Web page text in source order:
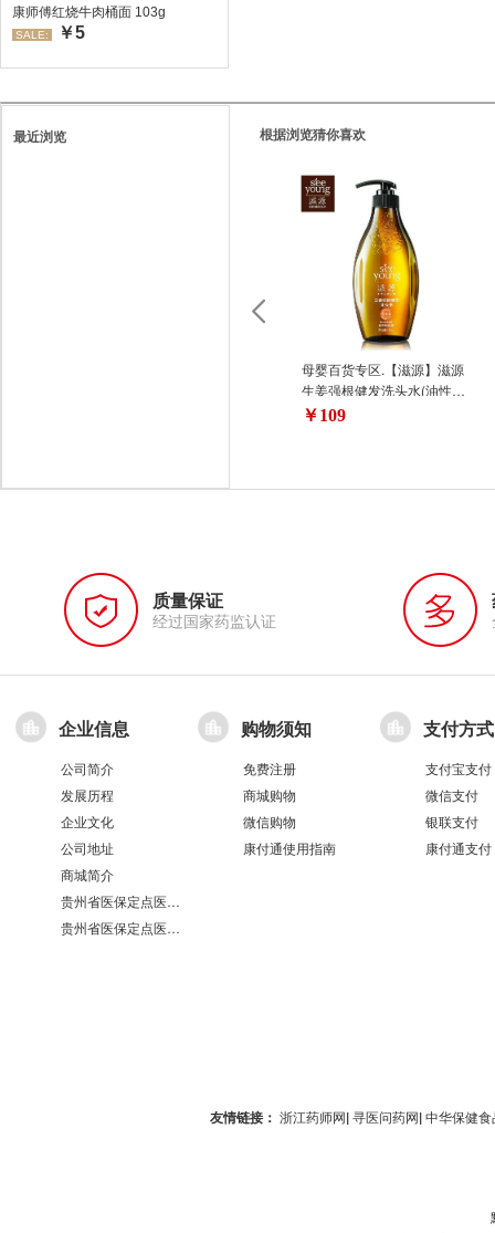
康师傅红烧牛肉桶面 103g
SALE: ￥5
最近浏览 根据浏览猜你喜欢
母婴百货专区.【滋源】滋源
生姜强根健发洗头水(油性头
皮)535ml
￥109
质量保证
经过国家药监认证
企业信息
公司简介
发展历程
企业文化
公司地址
商城简介
贵州省医保定点医疗机构医保服务情况表（第551分店）
贵州省医保定点医疗机构医保服务情况表（第100分店）
购物须知
免费注册
商城购物
微信购物
康付通使用指南
支付方式
支付宝支付
微信支付
银联支付
康付通支付
友情链接： 浙江药师网| 寻医问药网| 中华保健食